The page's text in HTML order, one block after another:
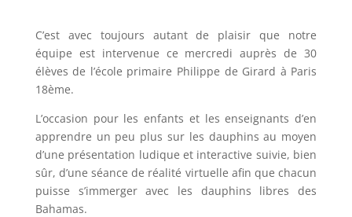
C’est avec toujours autant de plaisir que notre
équipe est intervenue ce mercredi auprès de 30
élèves de l’école primaire Philippe de Girard à Paris
18ème.
L’occasion pour les enfants et les enseignants d’en
apprendre un peu plus sur les dauphins au moyen
d’une présentation ludique et interactive suivie, bien
sûr, d’une séance de réalité virtuelle afin que chacun
puisse s’immerger avec les dauphins libres des
Bahamas.